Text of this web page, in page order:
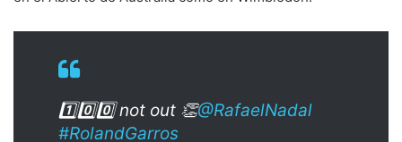
1️⃣0️⃣0️⃣ not out 👏@RafaelNadal
#RolandGarros